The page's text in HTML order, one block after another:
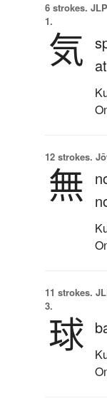
6 strokes.
1.
気
12 strokes.
無
11 strokes.
3.
球